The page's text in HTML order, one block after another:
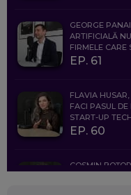
GEORGE
ARTIFICIALĂ
FIRMELE CARE
EP. 61
FLAVIA
FACI PASUL
START-UP
EP. 60
COSMIN